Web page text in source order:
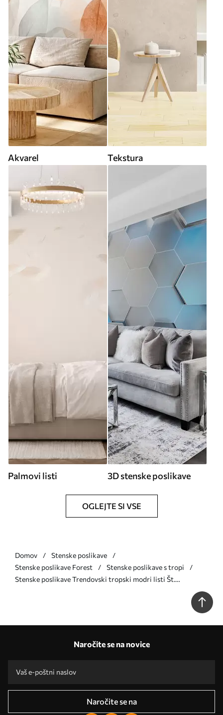
Akvarel Tekstura
Palmovi listi 3D stenske poslikave
OGLEJTE SI VSE
Domov
Stenske poslikave
Stenske poslikave Forest
Stenske poslikave s tropi
Stenske poslikave Trendovski tropski modri listi Št.
Naročite se na novice
Naročite se na